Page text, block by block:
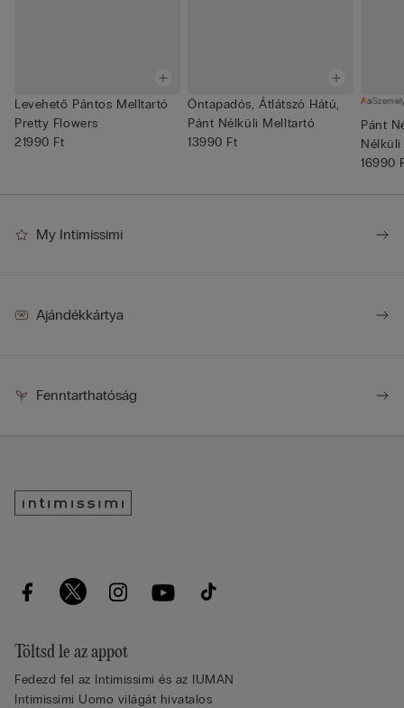
Levehető Pántos Melltartó
Pretty Flowers
21990 Ft
Öntapadós, Átlátszó Hátú,
Pánt Nélküli Melltartó
13990 Ft
Pánt
16990
My Intimissimi
Ajándékkártya
Fenntarthatóság
Töltsd le az appot
Fedezd fel az Intimissimi és az IUMAN
Intimissimi Uomo világát hivatalos